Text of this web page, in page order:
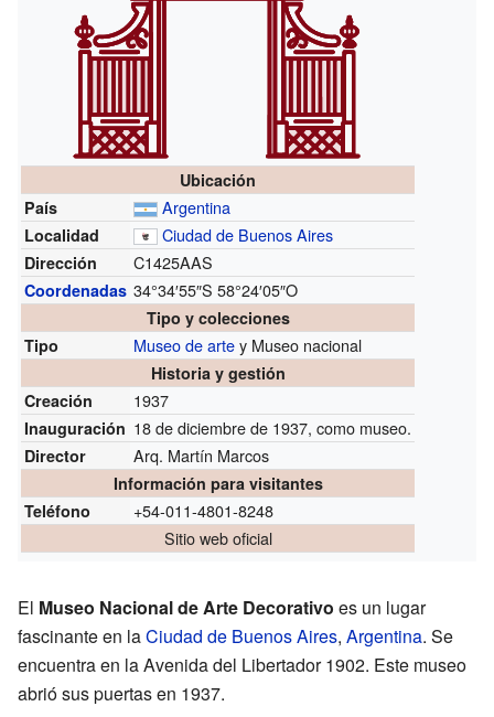
Ubicación
País
Argentina
Localidad Ciudad de Buenos Aires
Dirección C1425AAS
Coordenadas 34°34′55″S 58°24′05″O
Tipo y colecciones
Tipo
Museo de artey Museo nacional
Historia y gestión
Creación
1937
Inauguración 18 de diciembre de 1937, como museo.
Director Arq. Martín Marcos
Información para visitantes
Teléfono
+54-011-4801-8248
Sitio web oficial
El Museo Nacional de Arte Decorativo es un lugar
fascinante en laCiudad de Buenos Aires, Argentina. Se
encuentra en la Avenida del Libertador 1902. Este museo
abrió sus puertas en 1937.